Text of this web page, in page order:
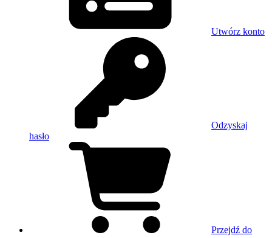
Utwórz konto
Odzyskaj
hasło
Przejdź do